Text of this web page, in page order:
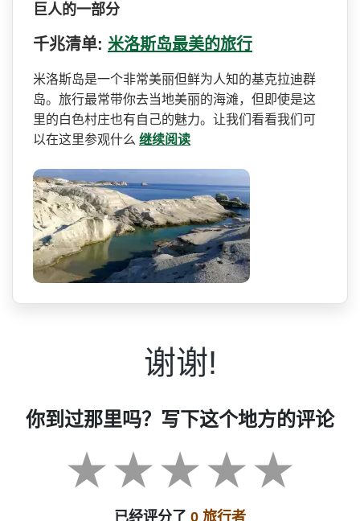
巨人的一部分
千兆清单: 米洛斯岛最美的旅行
米洛斯岛是一个非常美丽但鲜­为人知的基克拉迪群
岛。旅行最常带你去当地美丽的海­滩，但即使是这
里的白色村庄也有自己的魅力。让我们­看看我们可
以在这里参观什么 继续阅读
谢谢!
你到过那里吗？写下这个地方的评论
已经评分了 0 旅行者